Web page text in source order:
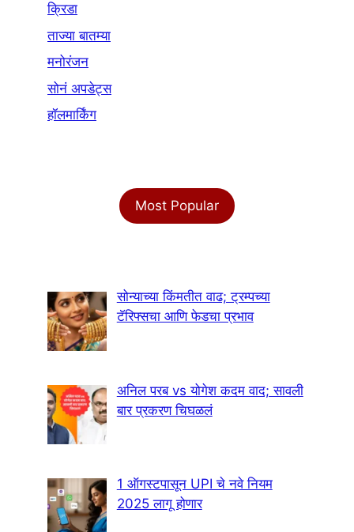
क्रिडा
ताज्या बातम्या
मनोरंजन
सोनं अपडेट्स
हॉलमार्किंग
Most Popular
सोन्याच्या किंमतीत वाढ; ट्रम्पच्या
टॅरिफ्सचा आणि फेडचा प्रभाव
अनिल परब vs योगेश कदम वाद; सावली
बार प्रकरण चिघळलं
1 ऑगस्टपासून UPI चे नवे नियम
2025 लागू होणार